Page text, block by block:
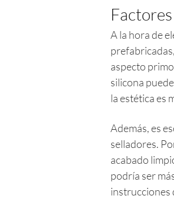
A la hora de
aspecto
silicona
la estética es
Además, es
selladores.
acabado
podría ser
instrucciones